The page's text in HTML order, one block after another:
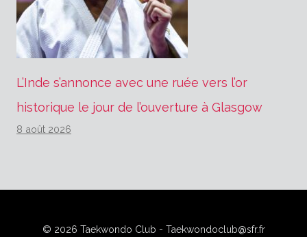
L’Inde s’annonce avec une ruée vers l’or
historique le jour de l’ouverture à Glasgow
8 août 2026
© 2026 Taekwondo Club - Taekwondoclub@sfr.fr